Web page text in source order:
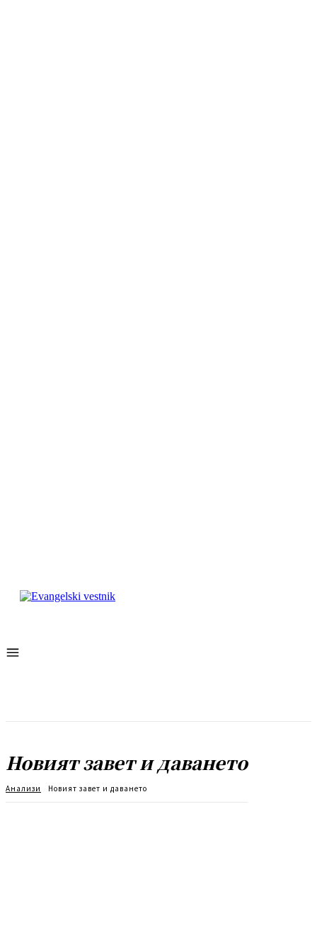
Новият завет и даването
Анализи Новият завет и даването